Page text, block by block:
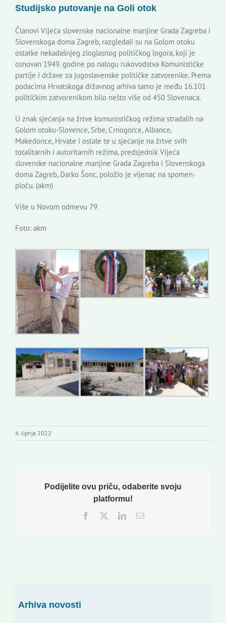
Korisne informacije
Studijsko putovanje na Goli otok
Članovi Vijeća slovenske nacionalne manjine Grada Zagreba i
Slovenskoga doma Zagreb, razgledali su na Golom otoku
ostatke nekadašnjeg zloglasnog političkog logora, koji je
osnovan 1949. godine po nalogu rukovodstva Komunističke
partije i države za jugoslavenske političke zatvorenike. Prema
podacima Hrvatskoga državnog arhiva tamo je među 16.101
političkim zatvorenikom bilo nešto više od 450 Slovenaca.
U znak sjećanja na žrtve komunističkog režima stradalih na
Golom otoku-Slovence, Srbe, Crnogorce, Albance,
Makedonce, Hrvate i ostale te u sjećanje na žrtve svih
totalitarnih i autoritarnih režima, predsjednik Vijeća
slovenske nacionalne manjine Grada Zagreba i Slovenskoga
doma Zagreb, Darko Šonc, položio je vijenac na spomen-
ploču. (akm)
Više u Novom odmevu 79
Foto: akm
4. lipnja 2022
Podijelite ovu priču, odaberite svoju
platformu!
Facebook
TwitterLinkedInEmail:
Arhiva novosti